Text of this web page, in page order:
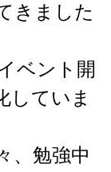
きました
ベント開
していま
、勉強中